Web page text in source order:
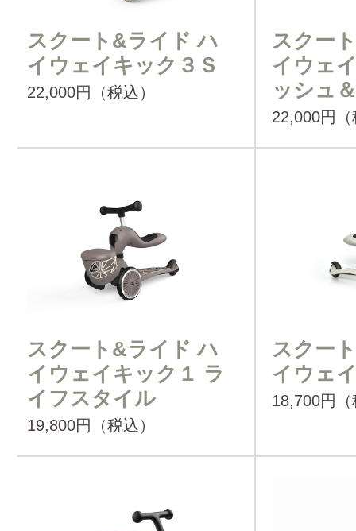
スクート&ライド ハ
イウェイキック３Ｓ
22,000円（税込）
スクー
イウェ
ッシュ
22,000円
スクート&ライド ハ
イウェイキック１ ラ
イフスタイル
19,800円（税込）
スクー
イウェ
18,700円